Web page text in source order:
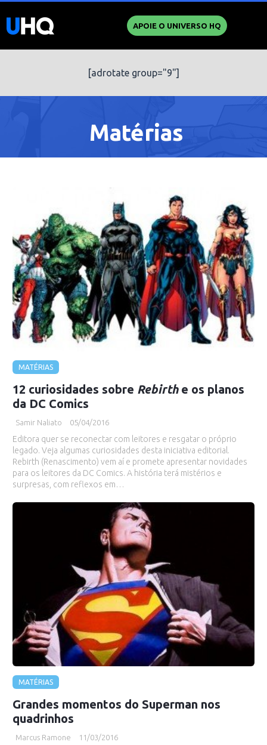
APOIE O UNIVERSO HQ
[adrotate group="9"]
Matérias
MATÉRIAS
12 curiosidades sobre Rebirthe os planos
da DC Comics
Samir Naliato 05/04/2016
Editora quer se reconectar com leitores e resgatar o próprio
legado. Veja algumas curiosidades desta iniciativa editorial.
Rebirth (Renascimento) vem aí e promete apresentar novidades
para os leitores da DC Comics. A história terá mistérios e
surpresas, com reflexos em…
MATÉRIAS
Grandes momentos do Superman nos
quadrinhos
Marcus Ramone 11/03/2016